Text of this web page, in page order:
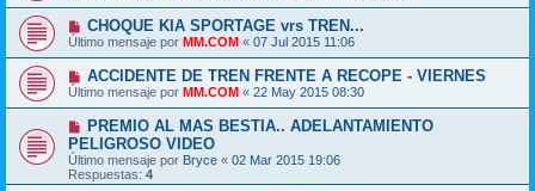
CHOQUE KIA SPORTAGE vrs TREN...
Último mensaje por MM.COM « 07 Jul 2015 11:06
ACCIDENTE DE TREN FRENTE A RECOPE - VIERNES
Último mensaje por MM.COM « 22 May 2015 08:30
PREMIO AL MAS BESTIA.. ADELANTAMIENTO
PELIGROSO VIDEO
Último mensaje por Bryce « 02 Mar 2015 19:06
Respuestas: 4